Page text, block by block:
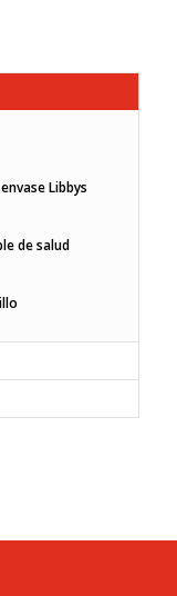
Libbys
de salud